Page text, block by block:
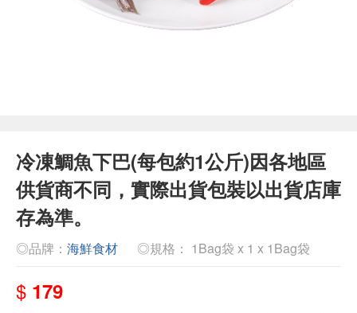
冷凍鯛魚下巴(每包約1公斤)因各地區
供貨商不同，實際出貨包裝以出貨店庫
存為準。
◎品牌： 海鮮食材 ◎規格： 1Bag袋 x 1 x 1Bag袋
$ 179